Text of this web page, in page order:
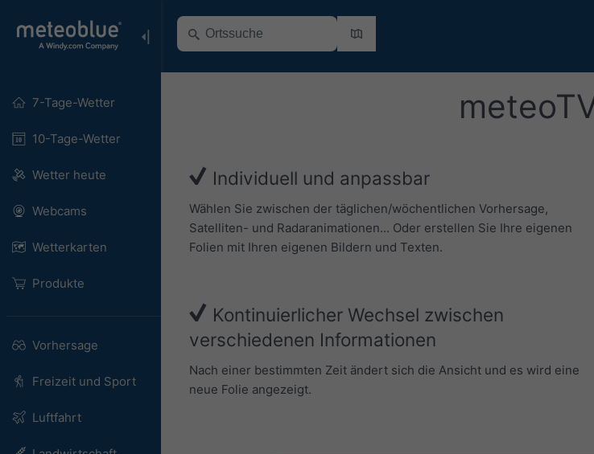
7-Tage-Wetter
10-Tage-Wetter
Wetter heute
Webcams
Wetterkarten
Produkte
Vorhersage
Freizeit und Sport
Luftfahrt
Individuell und anpassbar
Wählen Sie zwischen der täglichen/wöchentlichen Vorhersage,
Satelliten- und Radaranimationen... Oder erstellen Sie Ihre eigenen
Folien mit Ihren eigenen Bildern und Texten.
Kontinuierlicher Wechsel zwischen
verschiedenen Informationen
Nach einer bestimmten Zeit ändert sich die Ansicht und es wird eine
neue Folie angezeigt.